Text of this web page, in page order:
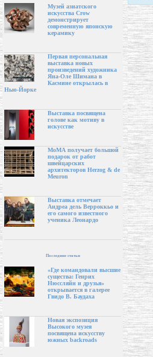
Музей азиатского
искусства Crow
демонстрирует
современную японскую
керамику
Первая персональная
выставка новых
произведений художника
Яна-Оле Шимана в
Касмине открылась в
Нью-Йорке
Выставка посвящена
голове как мотиву в
искусстве
МоМА получает большой
подарок от работ
швейцарских
архитекторов Herzog & de
Meuron
Выставка отмечает
Андреа дель Верроккьо и
его самого известного
ученика Леонардо
Последние статьи
«Где командовали высшие
существа: Генрих
Нюссляйн и друзья»
открывается в галерее
Гвидо В. Баудаха
Новая экспозиция
Высокого музея
посвящена искусству
южных backroads